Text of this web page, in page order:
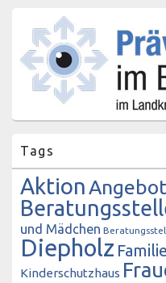
Tags
AktionAngebot
und Mädchen
Diepholz Familie
Kinderschutzhaus